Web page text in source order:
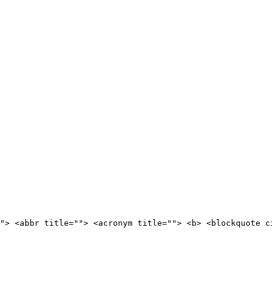
<abbr title=""> <acronym title=""> <b> <blockquote